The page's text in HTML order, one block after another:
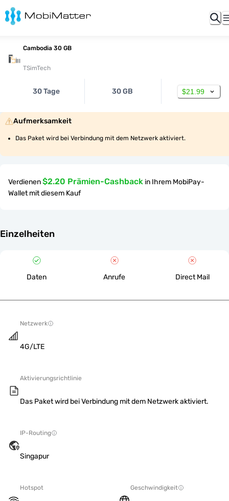
Cambodia 30 GB
TSimTech
30 Tage 30 GB $21.99
Aufmerksamkeit
Das Paket wird bei Verbindung mit dem Netzwerk aktiviert.
Verdienen$2.20 Prämien-Cashback in Ihrem MobiPay-
Wallet mit diesem Kauf
Einzelheiten
Daten Anrufe Direct Mail
Netzwerk
4G/LTE
Aktivierungsrichtlinie
Das Paket wird bei Verbindung mit dem Netzwerk aktiviert.
IP-Routing
Singapur
Hotspot Geschwindigkeit